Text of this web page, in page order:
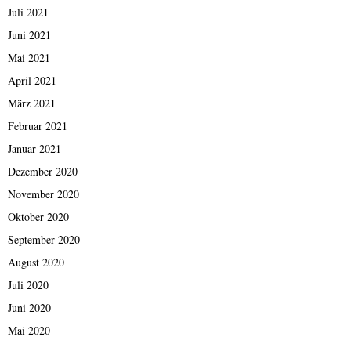
Juli 2021
Juni 2021
Mai 2021
April 2021
März 2021
Februar 2021
Januar 2021
Dezember 2020
November 2020
Oktober 2020
September 2020
August 2020
Juli 2020
Juni 2020
Mai 2020